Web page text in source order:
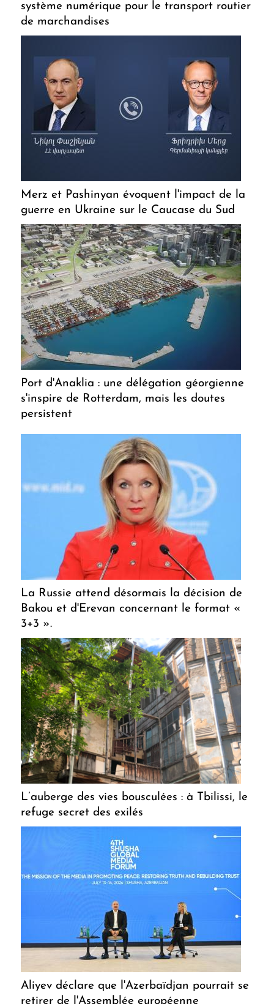
système numérique pour le transport routier
de marchandises
Merz et Pashinyan évoquent l'impact de la
guerre en Ukraine sur le Caucase du Sud
Port d'Anaklia : une délégation géorgienne
s'inspire de Rotterdam, mais les doutes
persistent
La Russie attend désormais la décision de
Bakou et d'Erevan concernant le format «
3+3 ».
L’auberge des vies bousculées : à Tbilissi, le
refuge secret des exilés
Aliyev déclare que l'Azerbaïdjan pourrait se
retirer de l'Assemblée européenne